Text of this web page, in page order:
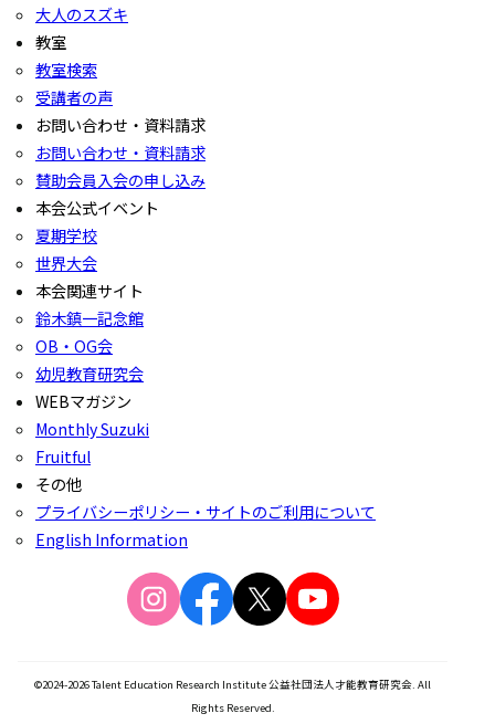
大人のスズキ
教室
教室検索
受講者の声
お問い合わせ・資料請求
お問い合わせ・資料請求
賛助会員入会の申し込み
本会公式イベント
夏期学校
世界大会
本会関連サイト
鈴木鎮一記念館
OB・OG会
幼児教育研究会
WEBマガジン
Monthly Suzuki
Fruitful
その他
プライバシーポリシー・サイトのご利用について
English Information
©2024-2026 Talent Education Research Institute 公益社団法人才能教育研究会. All
Rights Reserved.